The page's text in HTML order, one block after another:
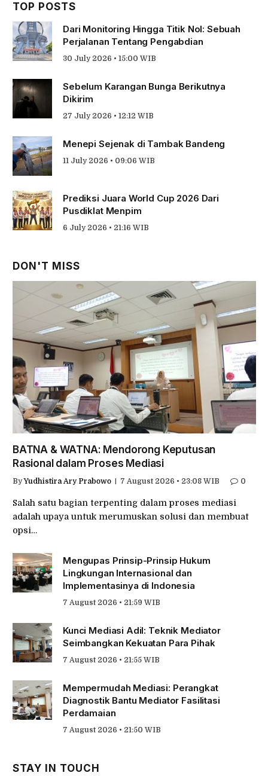
TOP POSTS
Dari Monitoring Hingga Titik Nol: Sebuah
Perjalanan Tentang Pengabdian
30 July 2026 • 15:00 WIB
Sebelum Karangan Bunga Berikutnya
Dikirim
27 July 2026 • 12:12 WIB
Menepi Sejenak di Tambak Bandeng
11 July 2026 • 09:06 WIB
Prediksi Juara World Cup 2026 Dari
Pusdiklat Menpim
6 July 2026 • 21:16 WIB
DON'T MISS
BATNA & WATNA: Mendorong Keputusan
Rasional dalam Proses Mediasi
By Yudhistira Ary Prabowo 7 August 2026 • 23:08 WIB 0
Salah satu bagian terpenting dalam proses mediasi
adalah upaya untuk merumuskan solusi dan membuat
opsi…
Mengupas Prinsip-Prinsip Hukum
Lingkungan Internasional dan
Implementasinya di Indonesia
7 August 2026 • 21:59 WIB
Kunci Mediasi Adil: Teknik Mediator
Seimbangkan Kekuatan Para Pihak
7 August 2026 • 21:55 WIB
Mempermudah Mediasi: Perangkat
Diagnostik Bantu Mediator Fasilitasi
Perdamaian
7 August 2026 • 21:50 WIB
STAY IN TOUCH